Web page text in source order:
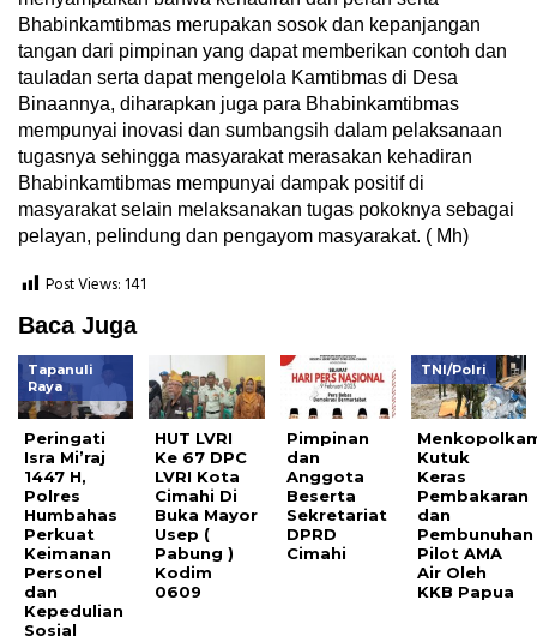
Bhabinkamtibmas merupakan sosok dan kepanjangan
tangan dari pimpinan yang dapat memberikan contoh dan
tauladan serta dapat mengelola Kamtibmas di Desa
Binaannya, diharapkan juga para Bhabinkamtibmas
mempunyai inovasi dan sumbangsih dalam pelaksanaan
tugasnya sehingga masyarakat merasakan kehadiran
Bhabinkamtibmas mempunyai dampak positif di
masyarakat selain melaksanakan tugas pokoknya sebagai
pelayan, pelindung dan pengayom masyarakat. ( Mh)
Post Views: 141
Baca Juga
Tapanuli
Raya
Peringati
Isra Mi’raj
1447 H,
Polres
Humbahas
Perkuat
Keimanan
Personel
dan
Kepedulian
Sosial
HUT LVRI
Ke 67 DPC
LVRI Kota
Cimahi Di
Buka Mayor
Usep (
Pabung )
Kodim
0609
Pimpinan
dan
Anggota
Beserta
Sekretariat
DPRD
Cimahi
TNI/Polri
Kutuk
Keras
Pembakaran
dan
Pembunuhan
Pilot AMA
Air Oleh
KKB Papua